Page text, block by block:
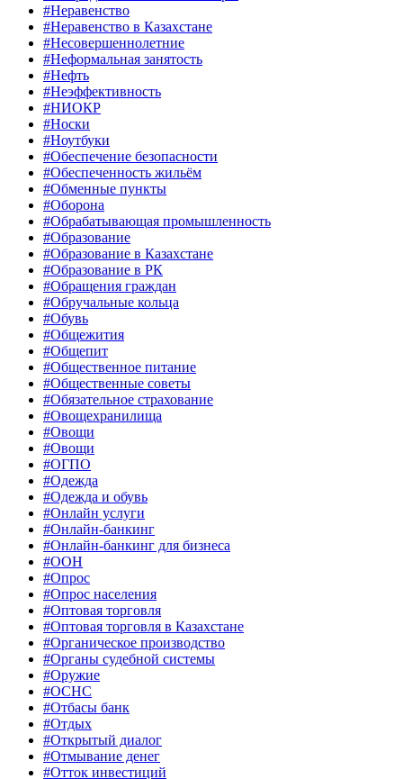
#Неравенство
#Неравенство в Казахстане
#Несовершеннолетние
#Неформальная занятость
#Нефть
#Неэффективность
#НИОКР
#Носки
#Ноутбуки
#Обеспечение безопасности
#Обеспеченность жильём
#Обменные пункты
#Оборона
#Обрабатывающая промышленность
#Образование
#Образование в Казахстане
#Образование в РК
#Обращения граждан
#Обручальные кольца
#Обувь
#Общежития
#Общепит
#Общественное питание
#Общественные советы
#Обязательное страхование
#Овощехранилища
#Овощи
#Овощи
#ОГПО
#Одежда
#Одежда и обувь
#Онлайн услуги
#Онлайн-банкинг
#Онлайн-банкинг для бизнеса
#ООН
#Опрос
#Опрос населения
#Оптовая торговля
#Оптовая торговля в Казахстане
#Органическое производство
#Органы судебной системы
#Оружие
#ОСНС
#Отбасы банк
#Отдых
#Открытый диалог
#Отмывание денег
#Отток инвестиций